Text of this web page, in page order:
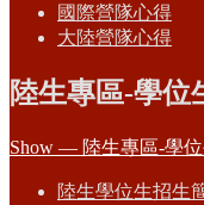
國際營隊心得
大陸營隊心得
陸生專區-學位
Show — 陸生專區-學
陸生學位生招生